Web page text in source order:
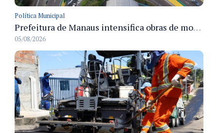
Política Municipal
Prefeitura de Manaus intensifica obras de modernização no viaduto Miguel Arraes para ampliar segurança e acessibilidade na região
05/08/2026